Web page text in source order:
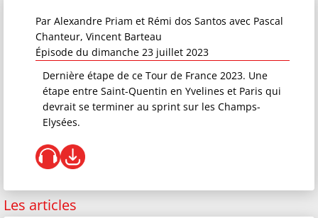
Par Alexandre Priam et Rémi dos Santos avec Pascal
Chanteur, Vincent Barteau
Épisode du dimanche 23 juillet 2023
Dernière étape de ce Tour de France 2023. Une
étape entre Saint-Quentin en Yvelines et Paris qui
devrait se terminer au sprint sur les Champs-
Elysées.
Les articles